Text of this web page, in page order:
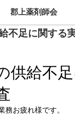
不足に関する
郡上薬剤師会